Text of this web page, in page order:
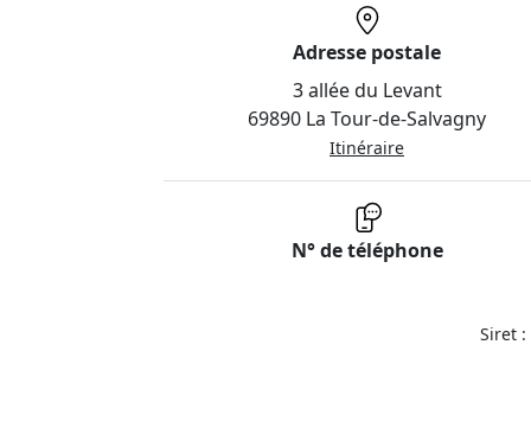
Adresse postale
3 allée du Levant
69890 La Tour-de-Salvagny
Itinéraire
N° de téléphone
Siret :